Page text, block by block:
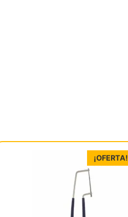
¡OFERTA!